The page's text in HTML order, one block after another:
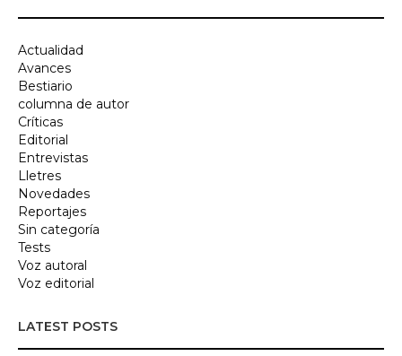
Actualidad
Avances
Bestiario
columna de autor
Críticas
Editorial
Entrevistas
Lletres
Novedades
Reportajes
Sin categoría
Tests
Voz autoral
Voz editorial
LATEST POSTS